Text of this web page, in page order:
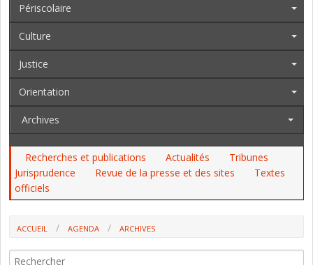
Périscolaire
Culture
Justice
Orientation
Archives
Recherches et publications Actualités
Tribunes
Jurisprudence
Revue de la presse et des sites
Textes
officiels
ACCUEIL AGENDA
ARCHIVES
ILS ÉQUITABLEMENT RÉPARTIS ? (FRANCE-STRATÉGIE)